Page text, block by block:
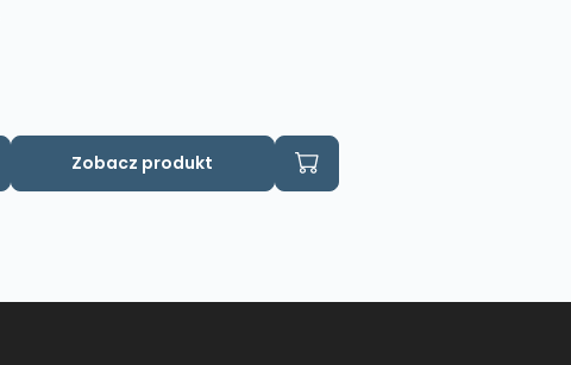
Zobacz produkt